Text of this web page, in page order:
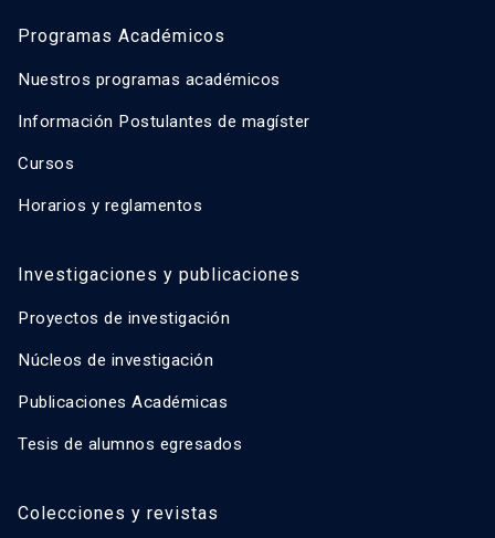
Programas Académicos
Nuestros programas académicos
Información Postulantes de magíster
Cursos
Horarios y reglamentos
Investigaciones y publicaciones
Proyectos de investigación
Núcleos de investigación
Publicaciones Académicas
Tesis de alumnos egresados
Colecciones y revistas